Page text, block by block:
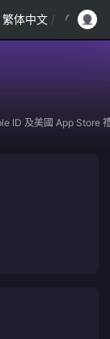
繁体中文 /
ID 及美國 App Store